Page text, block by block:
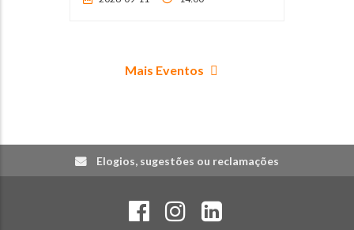
Mais Eventos
Elogios, sugestões ou reclamações